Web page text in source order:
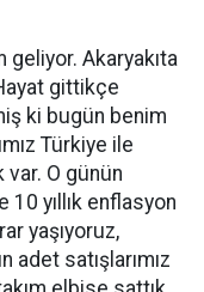
geliyor. Akaryakıta
gittikçe
ki bugün benim
Türkiye ile
var. O günün
yıllık enflasyon
yaşıyoruz,
adet satışlarımız